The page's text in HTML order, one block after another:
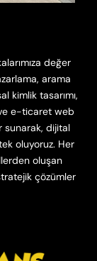
değer
arama
kimlik tasarımı,
e-ticaret web
sunarak, dijital
oluyoruz. Her
oluşan
çözümler